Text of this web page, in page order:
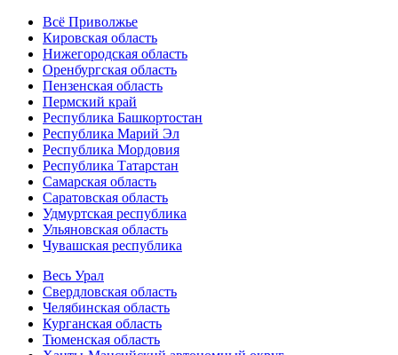
Всё Приволжье
Кировская область
Нижегородская область
Оренбургская область
Пензенская область
Пермский край
Республика Башкортостан
Республика Марий Эл
Республика Мордовия
Республика Татарстан
Самарская область
Саратовская область
Удмуртская республика
Ульяновская область
Чувашская республика
Весь Урал
Свердловская область
Челябинская область
Курганская область
Тюменская область